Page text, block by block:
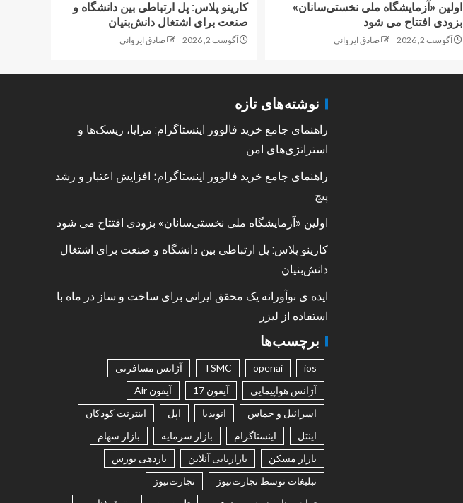
اولین «آزمایشگاه ملی نخستی‌سانان»
بزودی افتتاح می شود
آگوست 2, 2026 صادق ایروانی
کارینو پلاس: پل ارتباطی بین دانشگاه و
صنعت برای اشتغال دانش‌بنیان
آگوست 2, 2026 صادق ایروانی
نوشته‌های تازه
راهنمای جامع خرید فالوور اینستاگرام: مزایا، ریسک‌ها و
استراتژی‌های امن
راهنمای جامع خرید فالوور اینستاگرام؛ افزایش اعتبار و رشد
پیج
اولین «آزمایشگاه ملی نخستی‌سانان» بزودی افتتاح می شود
کارینو پلاس: پل ارتباطی بین دانشگاه و صنعت برای اشتغال
دانش‌بنیان
ایده ی نوآورانه یک محقق ایرانی برای ساخت و ساز در ماه با
استفاده از لیزر
برچسب‌ها
ios
openai
TSMC
آژانس مسافرتی
آژانس هواپیمایی
آیفون 17
آیفون Air
اسرائیل و حماس
انویدیا اپل
اینترنت کودکان
اینتل
اینستاگرام بازار سرمایه
بازار سهام
بازار مسکن
بازاریابی آنلاین
بازدهی بورس
تبلیغات توسط تجارت‌نیوز
تجارت‌نیوز